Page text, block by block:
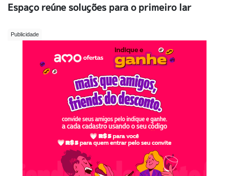
Espaço reúne soluções para o primeiro lar